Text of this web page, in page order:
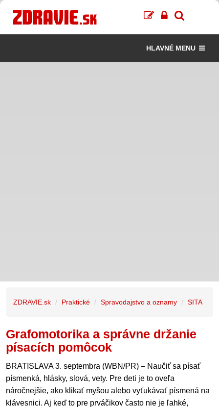
HLAVNÉ MENU
ZDRAVIE.sk Praktické Spravodajstvo a oznamy SITA
Grafomotorika a správne držanie
písacích pomôcok
BRATISLAVA 3. septembra (WBN/PR) – Naučiť sa písať
písmenká, hlásky, slová, vety. Pre deti je to oveľa
náročnejšie, ako klikať myšou alebo vyťukávať písmená na
klávesnici. Aj keď to pre prváčikov často nie je ľahké,